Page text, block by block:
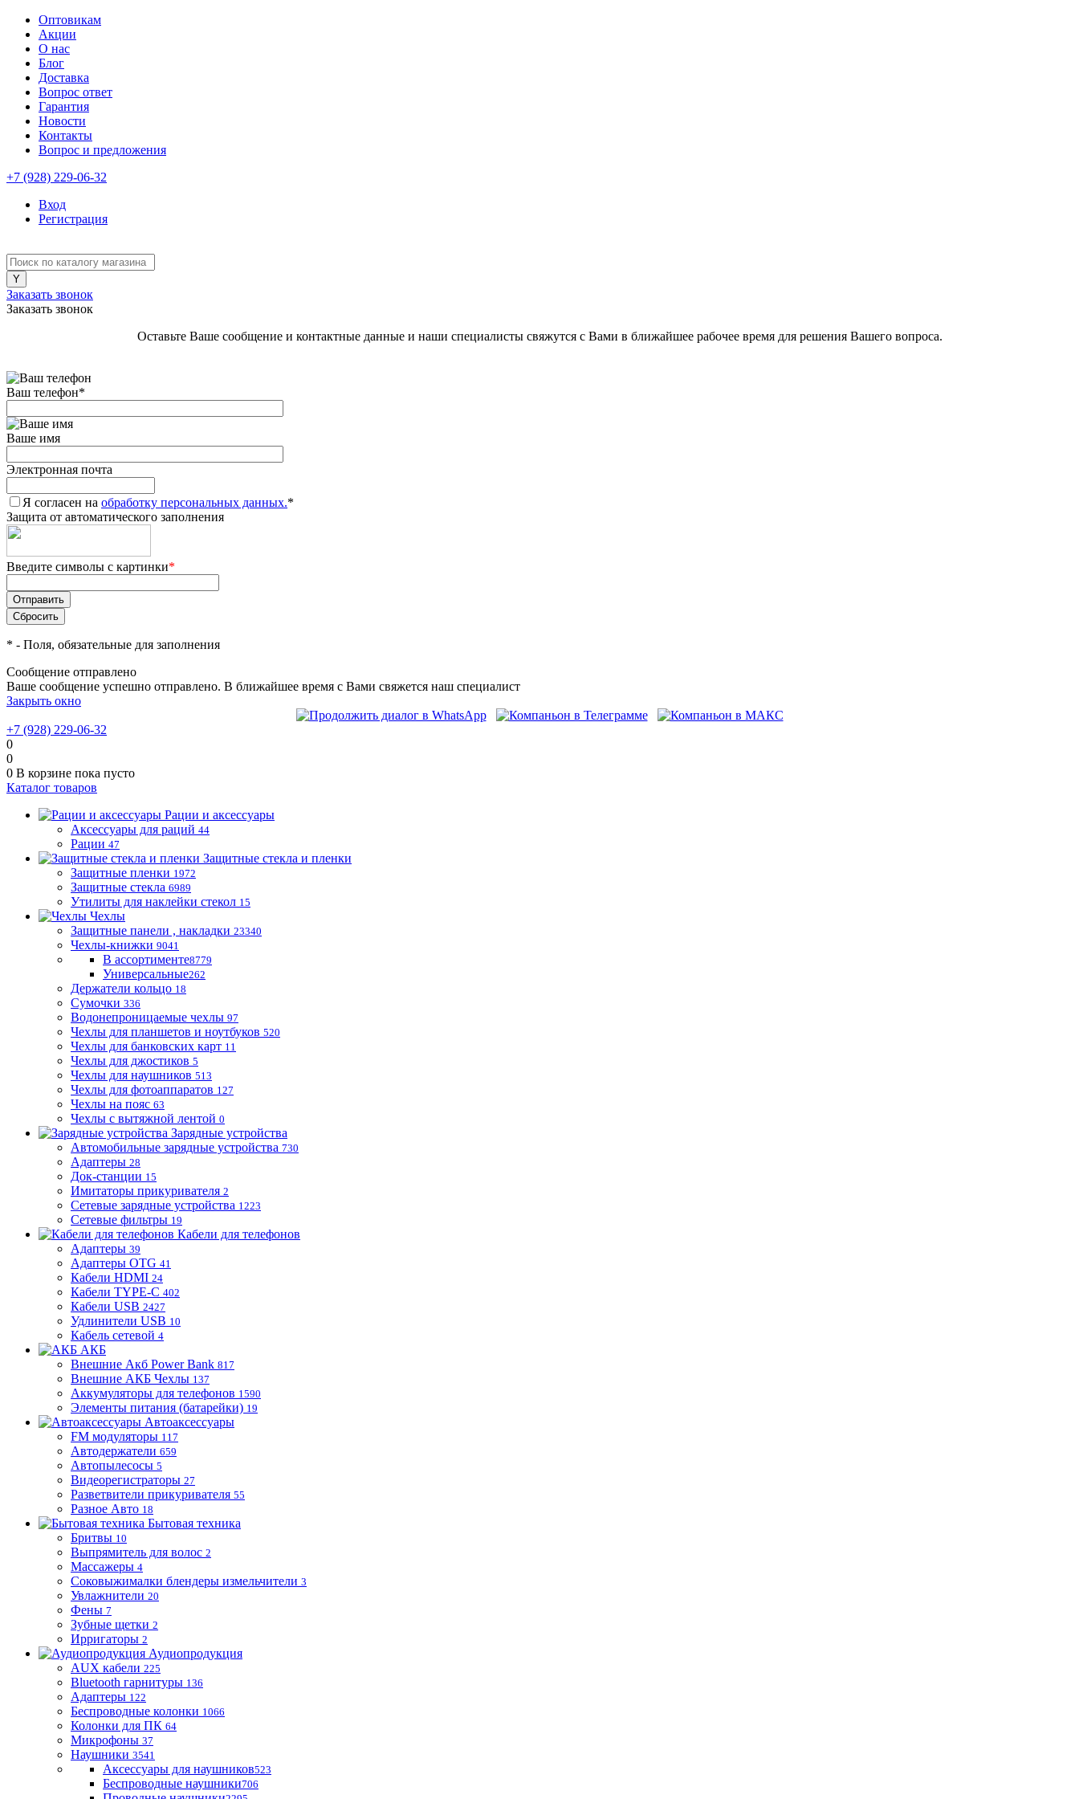
Оптовикам
Акции
О нас
Блог
Доставка
Вопрос ответ
Гарантия
Новости
Контакты
Вопрос и предложения
+7 (928) 229-06-32
Вход
Регистрация
Заказать звонок
Заказать звонок
Оставьте Ваше сообщение и контактные данные и наши специалисты свяжутся с Вами в ближайшее рабочее время для решения Вашего вопроса.
Ваш телефон*
Ваше имя
Электронная почта
Я согласен на обработку персональных данных.*
Защита от автоматического заполнения
Введите символы с картинки*
* - Поля, обязательные для заполнения
Сообщение отправлено
Ваше сообщение успешно отправлено. В ближайшее время с Вами свяжется наш специалист
Закрыть окно
+7 (928) 229-06-32
0
0
0 В корзине пока пусто
Каталог товаров
Рации и аксессуары
Аксессуары для раций 44
Рации 47
Защитные стекла и пленки
Защитные пленки 1972
Защитные стекла 6989
Утилиты для наклейки стекол 15
Чехлы
Защитные панели , накладки 23340
Чехлы-книжки 9041
В ассортименте8779
Универсальные262
Держатели кольцо 18
Сумочки 336
Водонепроницаемые чехлы 97
Чехлы для планшетов и ноутбуков 520
Чехлы для банковских карт 11
Чехлы для джостиков 5
Чехлы для наушников 513
Чехлы для фотоаппаратов 127
Чехлы на пояс 63
Чехлы с вытяжной лентой 0
Зарядные устройства
Автомобильные зарядные устройства 730
Адаптеры 28
Док-станции 15
Имитаторы прикуривателя 2
Сетевые зарядные устройства 1223
Сетевые фильтры 19
Кабели для телефонов
Адаптеры 39
Адаптеры OTG 41
Кабели HDMI 24
Кабели TYPE-C 402
Кабели USB 2427
Удлинители USB 10
Кабель сетевой 4
АКБ
Внешние Акб Power Bank 817
Внешние АКБ Чехлы 137
Аккумуляторы для телефонов 1590
Элементы питания (батарейки) 19
Автоаксессуары
FM модуляторы 117
Автодержатели 659
Автопылесосы 5
Видеорегистраторы 27
Разветвители прикуривателя 55
Разное Авто 18
Бытовая техника
Бритвы 10
Выпрямитель для волос 2
Массажеры 4
Соковыжималки блендеры измельчители 3
Увлажнители 20
Фены 7
Зубные щетки 2
Ирригаторы 2
Аудиопродукция
AUX кабели 225
Bluetooth гарнитуры 136
Адаптеры 122
Беспроводные колонки 1066
Колонки для ПК 64
Микрофоны 37
Наушники 3541
Аксессуары для наушников523
Беспроводные наушники706